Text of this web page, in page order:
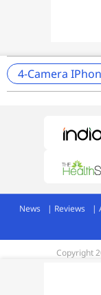
4-Camera
News Reviews
Copyright